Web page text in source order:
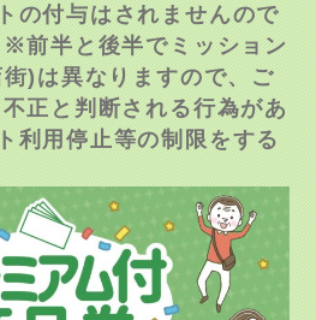
の付与はされませんので
前半と後半でミッション
)は異なりますので、ご
正と判断される行為があ
利用停止等の制限をする